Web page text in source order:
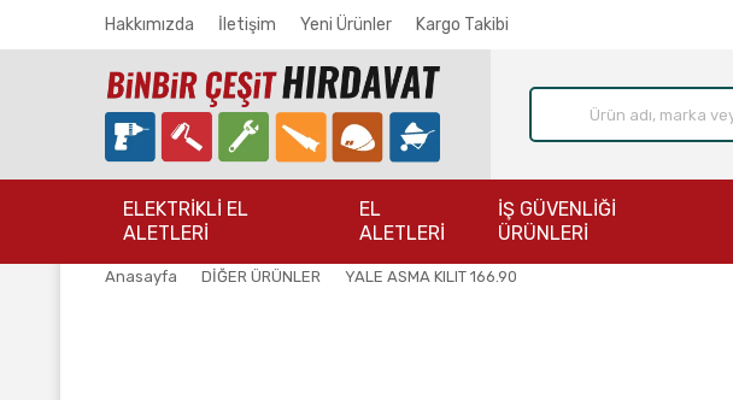
Hakkımızda İletişim Yeni Ürünler Kargo Takibi
ELEKTRİKLİ EL
ALETLERİ
EL
ALETLERİ
İŞ GÜVENLİĞİ
ÜRÜNLERİ
Anasayfa DİĞER ÜRÜNLER YALE ASMA KILIT 166.90